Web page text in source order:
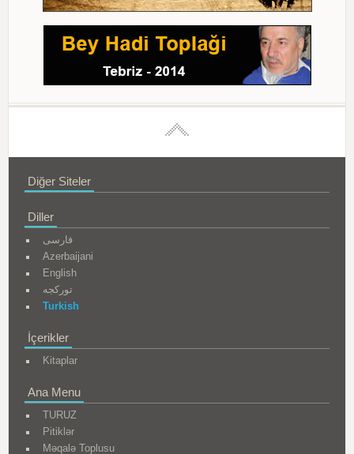
Diğer Siteler
Diller
فارسی
Azerbaijani
English
تورکجه
Turkish
İçerikler
Kitaplar
Ana Menu
TURUZ
Pitiklər
Məqalə Toplusu